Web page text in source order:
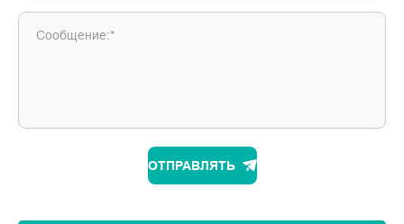
Сообщение:*
ОТПРАВЛЯТЬ